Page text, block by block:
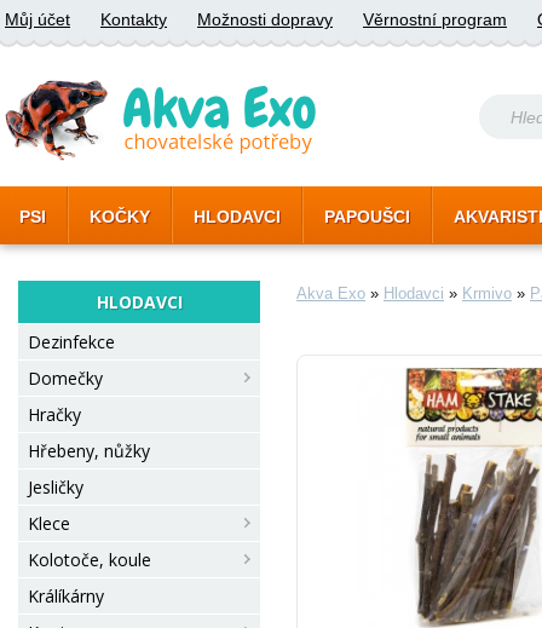
Můj účet Kontakty Možnosti dopravy Věrnostní program
PSI KOČKY HLODAVCI PAPOUŠCI
HLODAVCI
Dezinfekce
Domečky
Hračky
Hřebeny, nůžky
Jesličky
Klece
Kolotoče, koule
Králíkárny
Akva Exo » Hlodavci » Krmivo »